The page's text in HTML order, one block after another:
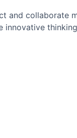
and collaborate
innovative